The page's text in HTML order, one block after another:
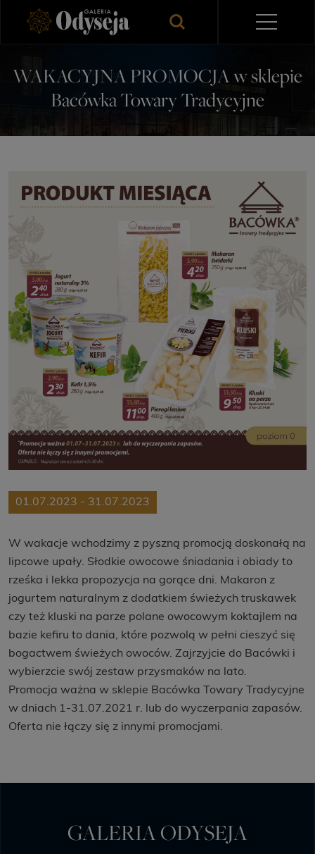
WAKACYJNA PROMOCJA w sklepie
Bacówka Towary Tradycyjne
01.07.2023 - 31.07.2023
W wakacje wchodzimy z pyszną promocją doskonałą na
lipcowe upały. Słodkie owocowe śniadania i obiady to
rześka i lekka propozycja na gorące dni. Makaron z
jogurtem naturalnym z dodatkiem świeżych truskawek
czy też kluski na parze polane owocowym koktajlem na
bazie kefiru to dania, które pozwolą w pełni cieszyć się
bogactwem świeżych owoców. Zajrzyjcie do Bacówki i
wybierzcie swój zestaw przysmaków na lato.
Promocja ważna w sklepie Bacówka Towary Tradycyjne
w dniach 1-31.07.2021 r. lub do wyczerpania zapasów.
Oferta nie łączy się z innymi promocjami.
GALERIA ODYSEJA